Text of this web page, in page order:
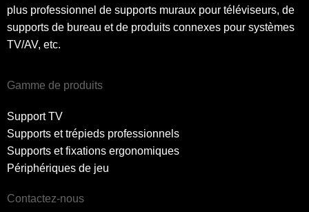
plus professionnel de supports muraux pour téléviseurs, de
supports de bureau et de produits connexes pour systèmes
TV/AV, etc.
Gamme de produits
Support TV
Supports et trépieds professionnels
Supports et fixations ergonomiques
Périphériques de jeu
Contactez-nous